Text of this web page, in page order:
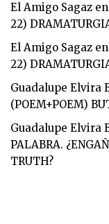
El Amigo Sagaz en
22)
El Amigo Sagaz en
22)
Guadalupe Elvira
(POEM+POEM)
Guadalupe Elvira
PALABRA.
TRUTH?